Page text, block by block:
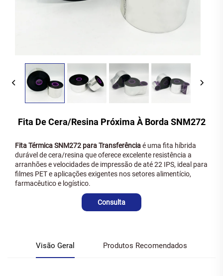
Fita De Cera/Resina Próxima À Borda SNM272
Fita Térmica SNM272 para Transferênciaé uma fita híbrida
durável de cera/resina que oferece excelente resistência a
arranhões e velocidades de impressão de até 22 IPS, ideal para
filmes PET e aplicações exigentes nos setores alimentício,
farmacêutico e logístico.
Consulta
Visão Geral Produtos Recomendados